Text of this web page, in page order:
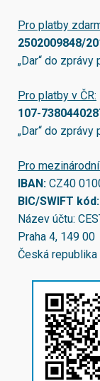
Pro platby
2502009848/
„Dar“ do zprávy
Pro platby v ČR:
107-
„Dar“ do zprávy
Pro
IBAN: CZ40
BIC/SWIFT kód:
Název účtu:
Praha 4, 149 00
Česká republika